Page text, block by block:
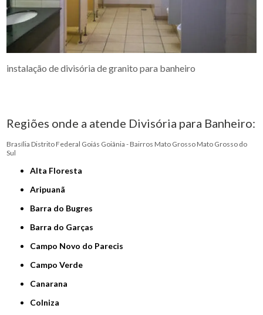
instalação de divisória de granito para banheiro
Regiões onde a atende Divisória para Banheiro:
Brasília Distrito Federal Goiás Goiânia - Bairros Mato Grosso Mato Grosso do
Sul
Alta Floresta
Aripuanã
Barra do Bugres
Barra do Garças
Campo Novo do Parecis
Campo Verde
Canarana
Colniza